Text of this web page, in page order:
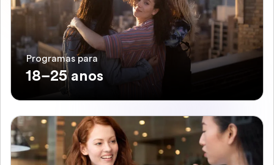
Programas para
18–25 anos